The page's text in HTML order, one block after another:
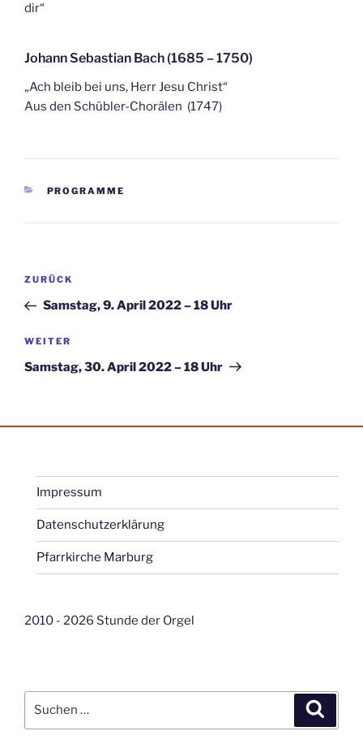
dir“
Johann Sebastian Bach (1685 – 1750)
„Ach bleib bei uns, Herr Jesu Christ“
Aus den Schübler-Chorälen (1747)
KATEGORIEN
PROGRAMME
Beitragsnavigation
Vorheriger
Beitrag
ZURÜCK
Samstag, 9. April 2022 – 18 Uhr
Nächster
Beitrag
WEITER
Samstag, 30. April 2022 – 18 Uhr
Impressum
Datenschutzerklärung
Pfarrkirche Marburg
2010 - 2026 Stunde der Orgel
nach: